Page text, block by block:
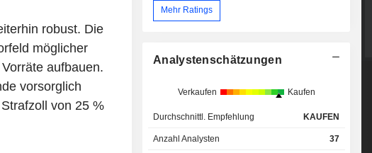
robust. Die
möglicher
aufbauen.
vorsorglich
von 25 %
Mehr Ratings
Analystenschätzungen
Verkaufen Kaufen
Durchschnittl. Empfehlung KAUFEN
Anzahl Analysten 37